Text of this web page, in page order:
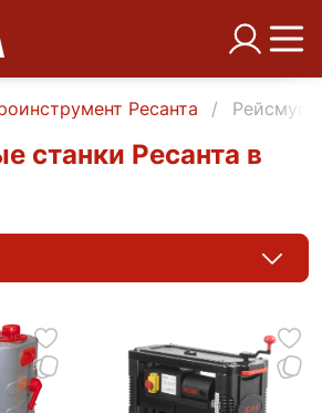
Ресанта
станки Ресанта в